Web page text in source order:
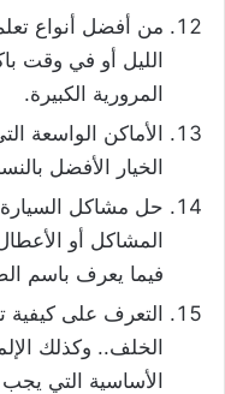
من أفضل أنواع
الليل أو في وقت
المرورية الكبيرة.
الأماكن الواسعة
الخيار الأفضل
حل مشاكل السيارة
المشاكل أو
فيما يعرف باسم
التعرف على كيفية
الخلف.. وكذلك
الأساسية التي يجب